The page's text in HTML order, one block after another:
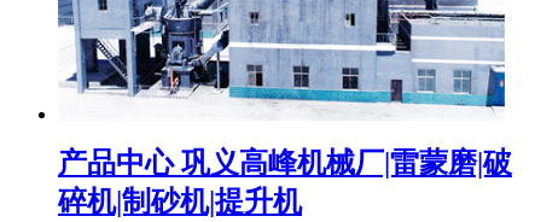
产品中心 巩义高峰机械厂|雷蒙磨|破
碎机|制砂机|提升机